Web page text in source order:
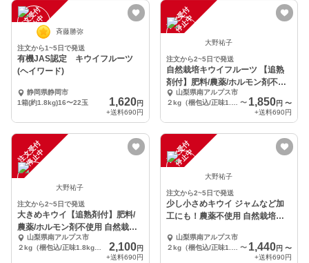
注
文
受
付
停
止
中 斉藤勝弥
注文から1~5日で発送
有機JAS認定 キウイフルーツ
(ヘイワード)
静岡県静岡市
1箱(約1.8kg)16〜22玉
1,620円
+送料690円
注
文
受
付
停
止
中
大野祐子
注文から2~5日で発送
自然栽培キウイフルーツ 【追熟
剤付】肥料/農薬/ホルモン剤不使
用 山梨県南アルプス市
〜 1,850円 〜
+送料690円
注
文
受
付
停
止
中
大野祐子
注文から2~5日で発送
大きめキウイ【追熟剤付】肥料/
農薬/ホルモン剤不使用 自然栽培
キウイフルーツ
山梨県南アルプス市
2,100円
+送料690円
注
文
受
付
停
止
中
大野祐子
注文から2~5日で発送
少し小さめキウイ ジャムなど加
工にも！農薬不使用 自然栽培キ
山梨県南アルプス市
〜 1,440円 〜
+送料690円